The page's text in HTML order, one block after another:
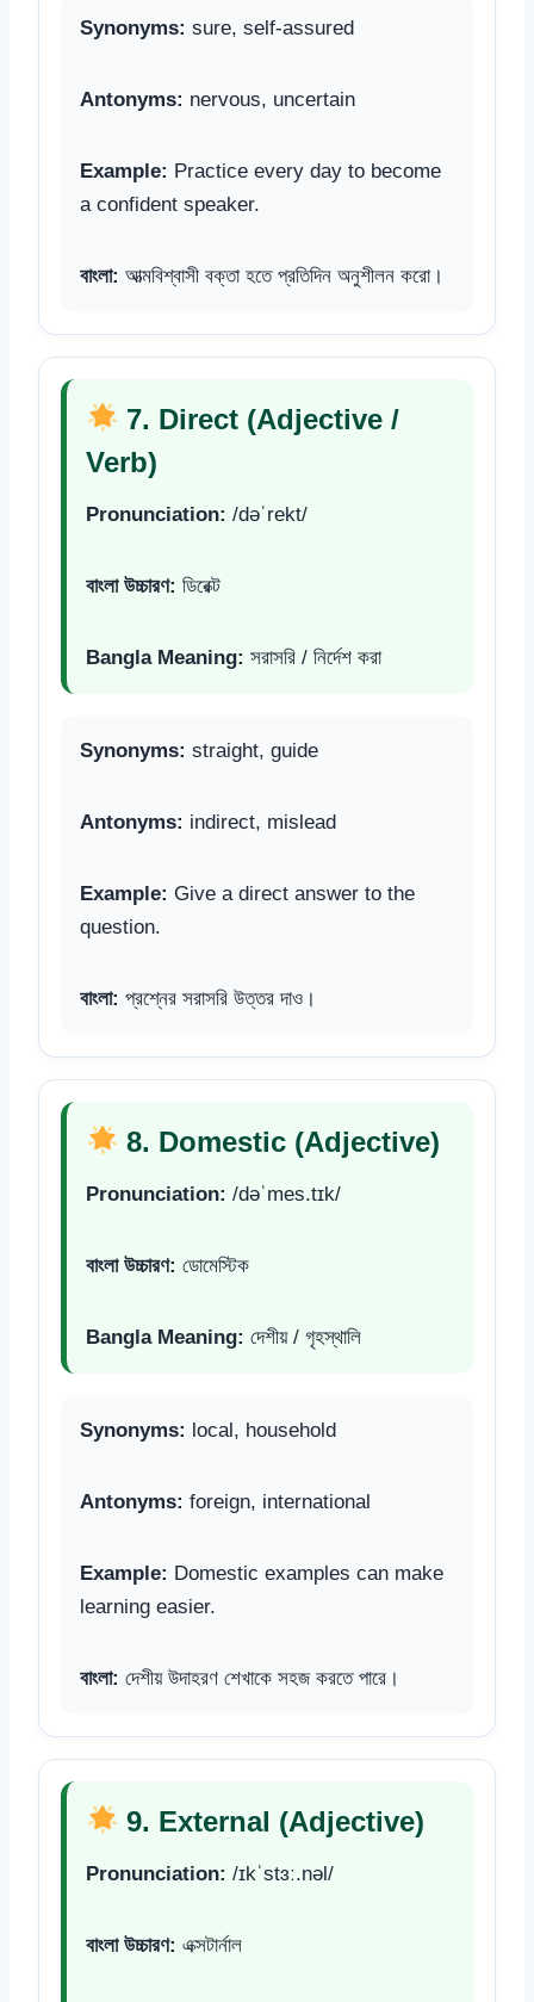
Synonyms: sure, self-assured
Antonyms: nervous, uncertain
Example: Practice every day to become
a confident speaker.
বাংলা: আত্মবিশ্বাসী বক্তা হতে প্রতিদিন অনুশীলন করো।
7. Direct (Adjective /
Verb)
Pronunciation: /dəˈrekt/
বাংলা উচ্চারণ: ডিরেক্ট
Bangla Meaning: সরাসরি / নির্দেশ করা
Synonyms: straight, guide
Antonyms: indirect, mislead
Example: Give a direct answer to the
question.
বাংলা: প্রশ্নের সরাসরি উত্তর দাও।
8. Domestic (Adjective)
Pronunciation: /dəˈmes.tɪk/
বাংলা উচ্চারণ: ডোমেস্টিক
Bangla Meaning: দেশীয় / গৃহস্থালি
Synonyms: local, household
Antonyms: foreign, international
Example: Domestic examples can make
learning easier.
বাংলা: দেশীয় উদাহরণ শেখাকে সহজ করতে পারে।
9. External (Adjective)
Pronunciation: /ɪkˈstɜː.nəl/
বাংলা উচ্চারণ: এক্সটার্নাল